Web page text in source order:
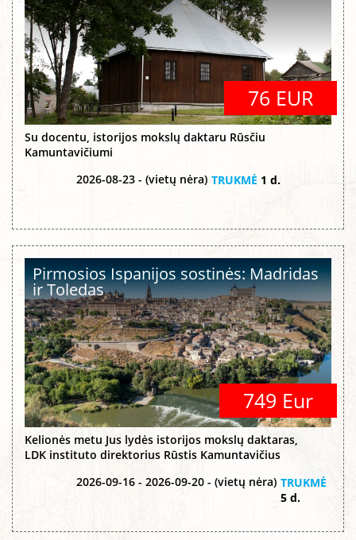
76 EUR
Su docentu, istorijos mokslų daktaru Rūsčiu
Kamuntavičiumi
2026-08-23 - (vietų nėra) TRUKMĖ 1 d.
Pirmosios Ispanijos sostinės: Madridas
ir Toledas
749 Eur
Kelionės metu Jus lydės istorijos mokslų daktaras,
LDK instituto direktorius Rūstis Kamuntavičius
2026-09-16 - 2026-09-20 - (vietų nėra) TRUKMĖ
5 d.